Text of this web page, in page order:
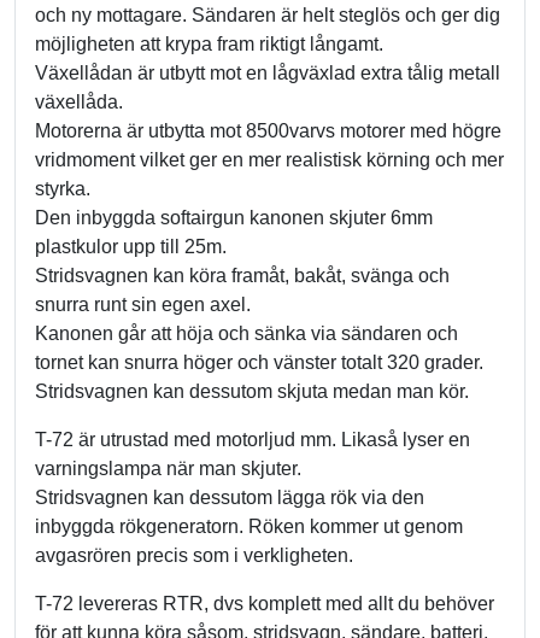
och ny mottagare. Sändaren är helt steglös och ger dig
möjligheten att krypa fram riktigt långamt.
Växellådan är utbytt mot en lågväxlad extra tålig metall
växellåda.
Motorerna är utbytta mot 8500varvs motorer med högre
vridmoment vilket ger en mer realistisk körning och mer
styrka.
Den inbyggda softairgun kanonen skjuter 6mm
plastkulor upp till 25m.
Stridsvagnen kan köra framåt, bakåt, svänga och
snurra runt sin egen axel.
Kanonen går att höja och sänka via sändaren och
tornet kan snurra höger och vänster totalt 320 grader.
Stridsvagnen kan dessutom skjuta medan man kör.
T-72 är utrustad med motorljud mm. Likaså lyser en
varningslampa när man skjuter.
Stridsvagnen kan dessutom lägga rök via den
inbyggda rökgeneratorn. Röken kommer ut genom
avgasrören precis som i verkligheten.
T-72 levereras RTR, dvs komplett med allt du behöver
för att kunna köra såsom, stridsvagn, sändare, batteri,